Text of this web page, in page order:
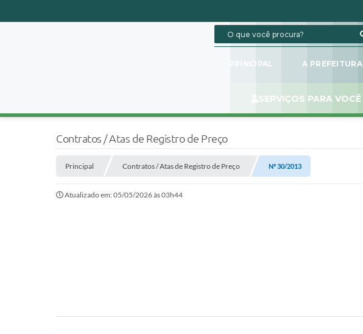
PRINCIPAL A PREFEITURA
SERVIÇOS PARA VOCÊ
Contratos / Atas de Registro de Preço
Principal Contratos / Atas de Registro de Preço Nº 30/2013
Atualizado em: 05/05/2026 às 03h44